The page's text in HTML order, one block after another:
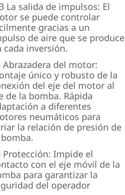
La salida de impulsos: El
se puede controlar
gracias a un
de aire que se produce
cada inversión.
Abrazadera del motor:
único y robusto de la
del eje del motor al
de la bomba. Rápida
a diferentes
neumáticos para
la relación de presión de
Protección: Impide el
con el eje móvil de la
para garantizar la
del operador